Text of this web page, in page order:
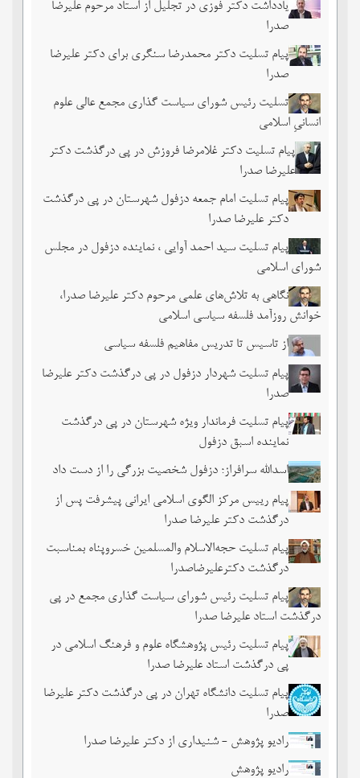
یادداشت دکتر فوزی در تجلیل از استاد مرحوم علیرضا
صدرا
پیام تسلیت دکتر محمدرضا سنگری برای دکتر علیرضا
صدرا
تسلیت رئیس شورای سیاست گذاری مجمع عالی علوم
انسانیِ اسلامی
پیام تسلیت دکتر غلامرضا فروزش در پی درگذشت دکتر
علیرضا صدرا
پیام تسلیت امام جمعه دزفول شهرستان در پی درگذشت
دکتر علیرضا صدرا
پیام تسلیت سید احمد آوایی ، نماینده دزفول در مجلس
شورای اسلامی
نگاهی به تلاش‌های علمی مرحوم دکتر علیرضا صدرا،
خوانش روزآمد فلسفه سیاسی اسلامی
از تاسیس تا تدریس مفاهیم فلسفه سیاسی
پیام تسلیت شهردار دزفول در پی درگذشت دکتر علیرضا
صدرا
پیام تسلیت فرماندار ویژه شهرستان در پی درگذشت
نماینده اسبق دزفول
اسدالله سرافراز؛ دزفول شخصیت بزرگی را از دست داد
پیام رییس مرکز الگوی اسلامی ایرانی پیشرفت پس از
درگذشت دکتر علیرضا صدرا
پیام تسلیت حجه‌الاسلام والمسلمین خسروپناه بمناسبت
درگذشت دکترعلیرضاصدرا
پیام تسلیت رئیس شورای سیاست گذاری مجمع در پی
درگذشت استاد علیرضا صدرا
پیام تسلیت رئیس پژوهشگاه علوم و فرهنگ اسلامی در
پی درگذشت استاد علیرضا صدرا
پیام تسلیت دانشگاه تهران در پی درگذشت دکتر علیرضا
صدرا
رادیو پژوهش - شنیداری از دکتر علیرضا صدرا
رادیو پژوهش